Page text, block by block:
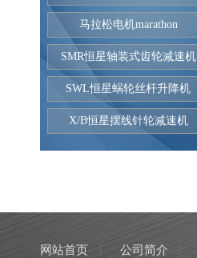
马拉松电机marathon
SMR恒星轴装式齿轮减速机
SWL恒星蜗轮丝杆升降机
X/B恒星摆线针轮减速机
网站首页 公司简介